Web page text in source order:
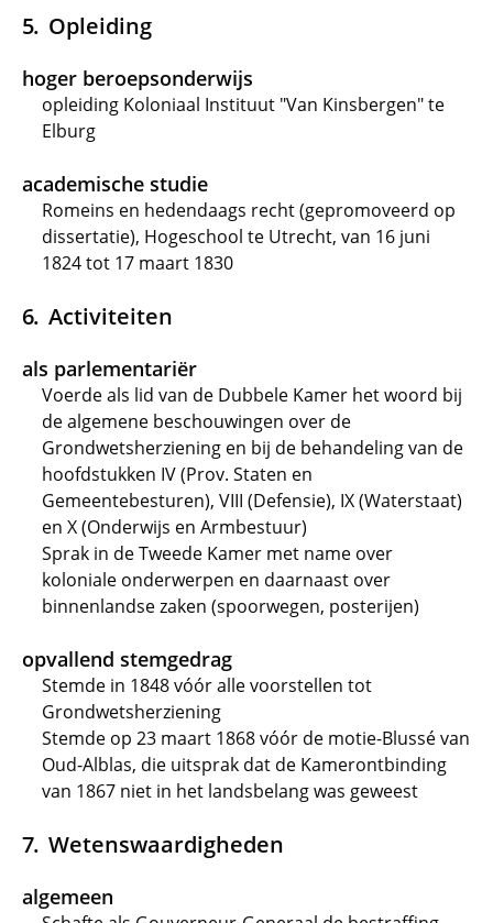
Opleiding
hoger beroepsonderwijs
opleiding Koloniaal Instituut "Van Kinsbergen" te
Elburg
academische studie
Romeins en hedendaags recht (gepromoveerd op
dissertatie), Hogeschool te Utrecht, van 16 juni
1824 tot 17 maart 1830
Activiteiten
als parlementariër
Voerde als lid van de Dubbele Kamer het woord bij
de algemene beschouwingen over de
Grondwetsherziening en bij de behandeling van de
hoofdstukken IV (Prov. Staten en
Gemeentebesturen), VIII (Defensie), IX (Waterstaat)
en X (Onderwijs en Armbestuur)
Sprak in de Tweede Kamer met name over
koloniale onderwerpen en daarnaast over
binnenlandse zaken (spoorwegen, posterijen)
opvallend stemgedrag
Stemde in 1848 vóór alle voorstellen tot
Grondwetsherziening
Stemde op 23 maart 1868 vóór de motie-Blussé van
Oud-Alblas, die uitsprak dat de Kamerontbinding
van 1867 niet in het landsbelang was geweest
Wetenswaardigheden
algemeen